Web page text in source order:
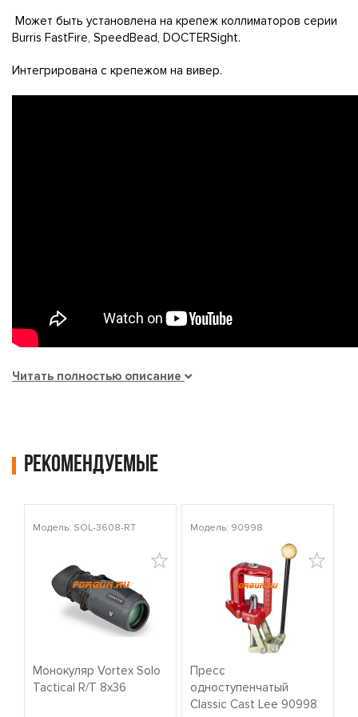
Может быть установлена на крепеж коллиматоров серии
Burris FastFire, SpeedBead, DOCTERSight.
Интегрирована с крепежом на вивер.
Читать полностью описание
Рекомендуемые
Модель: SOL-3608-RT
Монокуляр Vortex Solo
Tactical R/T 8x36
Модель: 90998
Пресс
одноступенчатый
Classic Cast Lee 90998